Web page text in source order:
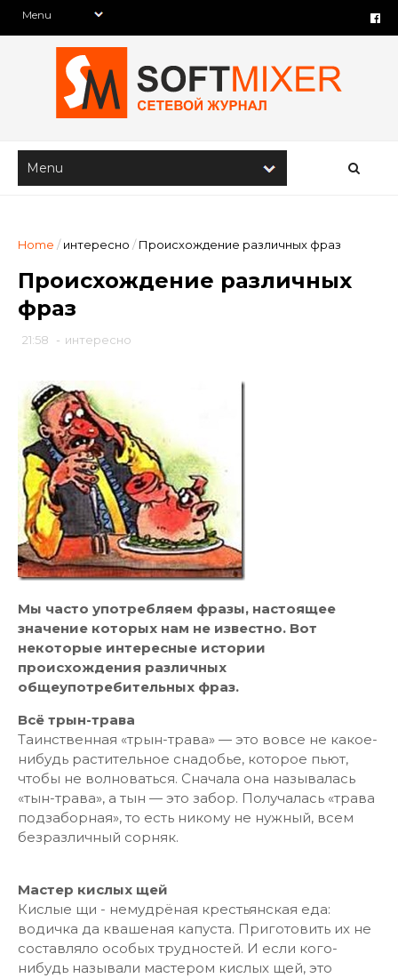
Home / интересно / Происхождение различных фраз
Происхождение различных
фраз
21:58 - интересно
Мы часто употребляем фразы, настоящее
значение которых нам не известно. Вот
некоторые интересные истории
происхождения различных
общеупотребительных фраз.
Всё трын-трава
Таинственная «трын-трава» — это вовсе не какое-
нибудь растительное снадобье, которое пьют,
чтобы не волноваться. Сначала она называлась
«тын-трава», а тын — это забор. Получалась «трава
подзаборная», то есть никому не нужный, всем
безразличный сорняк.
Мастер кислых щей
Кислые щи - немудрёная крестьянская еда:
водичка да квашеная капуста. Приготовить их не
составляло особых трудностей. И если кого-
нибудь называли мастером кислых щей, это